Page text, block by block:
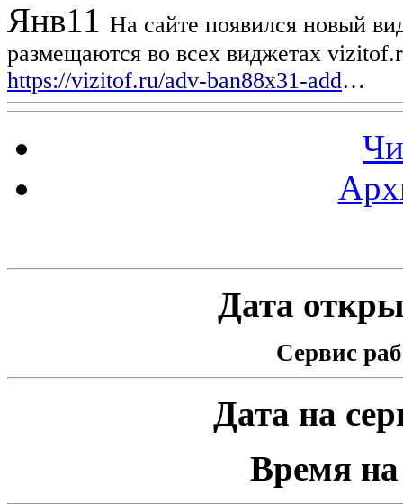
Янв11 На сайте появился новый
размещаются во всех виджетах
https://vizitof.ru/adv-ban88x31-add…
Дата
Сервис
Дата на
Время на